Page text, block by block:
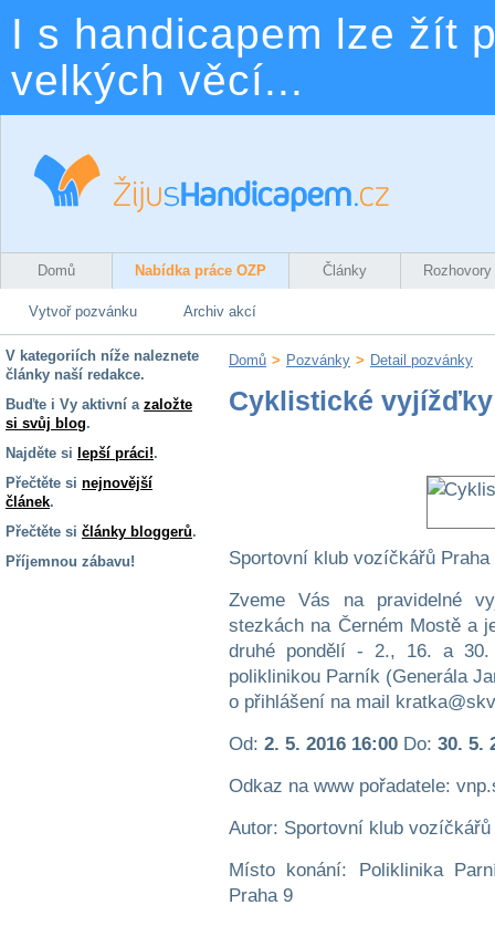
I s handicapem lze žít
velkých věcí...
Domů Nabídka práce OZP Články Rozhovory
Vytvoř pozvánku Archiv akcí
V kategoriích níže naleznete
články naší redakce.
Buďte i Vy aktivní a založte
si svůj blog.
Najděte si lepší práci!.
Přečtěte si nejnovější
článek.
Přečtěte si články bloggerů.
Příjemnou zábavu!
Domů > Pozvánky > Detail pozvánky
Cyklistické
Sportovní klub vozíčkářů
Zveme Vás na pravidelné
stezkách na Černém Mostě a
druhé pondělí - 2., 16. a
poliklinikou Parník (Generála
o přihlášení na mail
Od: 2. 5. 2016 16:00 Do: 30. 5.
Odkaz na www pořadatele:
Autor: Sportovní klub vozíčkářů
Místo konání: Poliklinika
Praha 9